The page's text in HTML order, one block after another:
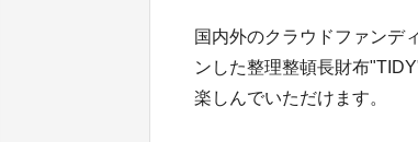
国内外のクラウドファンデ
ンした整理整頓長財布
楽しんでいただけます。